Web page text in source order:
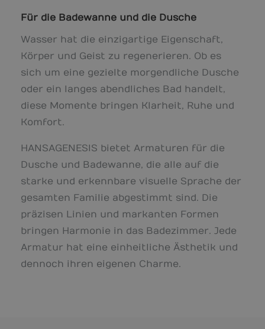
Für die Badewanne und die Dusche
Wasser hat die einzigartige Eigenschaft,
Körper und Geist zu regenerieren. Ob es
sich um eine gezielte morgendliche Dusche
oder ein langes abendliches Bad handelt,
diese Momente bringen Klarheit, Ruhe und
Komfort.
HANSAGENESIS bietet Armaturen für die
Dusche und Badewanne, die alle auf die
starke und erkennbare visuelle Sprache der
gesamten Familie abgestimmt sind. Die
präzisen Linien und markanten Formen
bringen Harmonie in das Badezimmer. Jede
Armatur hat eine einheitliche Ästhetik und
dennoch ihren eigenen Charme.